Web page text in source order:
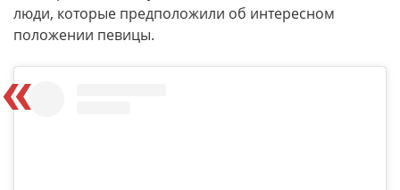
люди, которые предположили об интересном
положении певицы.